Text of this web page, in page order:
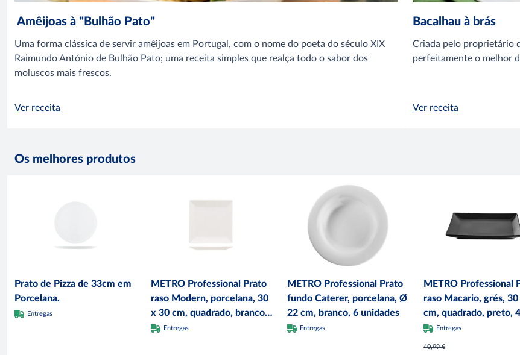
Amêijoas à "Bulhão Pato"
Uma forma clássica de servir amêijoas em Portugal, com o nome do poeta do século XIX
Raimundo António de Bulhão Pato; uma receita simples que realça todo o sabor dos
moluscos mais frescos.
Ver receita
Bacalhau à brás
Criada pelo proprietário
perfeitamente o melhor
Ver receita
Os melhores produtos
Prato de Pizza de 33cm em
Porcelana.
Entregas
METRO Professional Prato
raso Modern, porcelana, 30
x 30 cm, quadrado, branco,
4 unidades
Entregas
METRO Professional Prato
fundo Caterer, porcelana, Ø
22 cm, branco, 6 unidades
Entregas
METRO Professional
raso Macario, grés,
cm, quadrado, preto, 4
unidades
Entregas
40,99 €